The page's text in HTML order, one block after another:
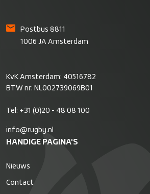
Postbus 8811
1006 JA Amsterdam
KvK Amsterdam: 40516782
BTW nr: NL002739069B01
Tel: +31 (0)20 - 48 08 100
info@rugby.nl
HANDIGE PAGINA'S
Nieuws
Contact